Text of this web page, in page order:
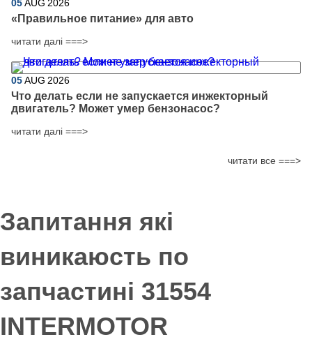
05AUG 2026
​«Правильное питание» для авто
читати далі ===>
05AUG 2026
Что делать если не запускается инжекторный
двигатель? Может умер бензонасос?
читати далі ===>
читати все ===>
Запитання які
виникаюсть по
запчастині 31554
INTERMOTOR